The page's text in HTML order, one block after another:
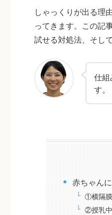
しゃっくりが出る理
ってきます。この記
試せる対処法、そし
仕
す。
赤ちゃん
①横隔
②授乳